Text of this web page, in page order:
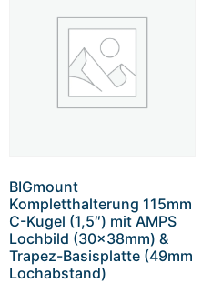
BIGmount
Kompletthalterung 115mm
C-Kugel (1,5″) mit AMPS
Lochbild (30x38mm) &
Trapez-Basisplatte (49mm
Lochabstand)